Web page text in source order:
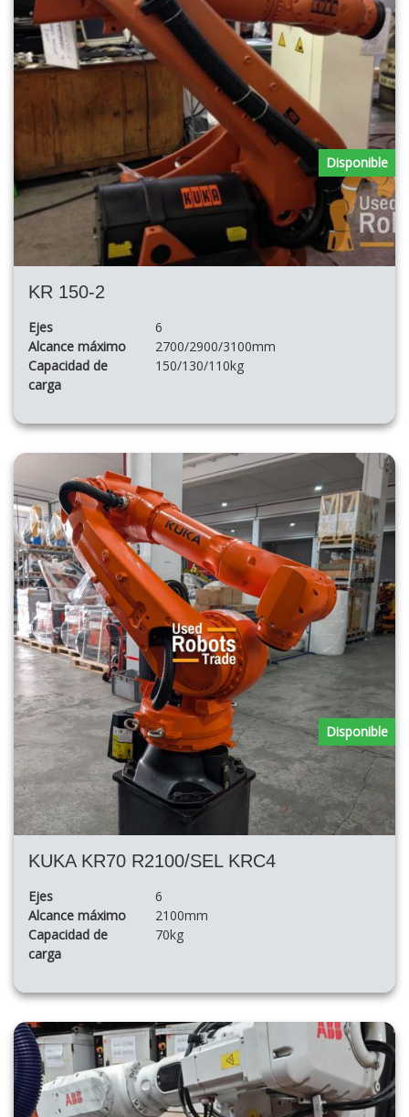
KR 150-2
Ejes
6
Alcance máximo
2700/2900/3100mm
Capacidad de
carga
150/130/110kg
Disponible
KUKA KR70 R2100/SEL KRC4
Ejes
6
Alcance máximo
2100mm
Capacidad de
carga
70kg
Disponible